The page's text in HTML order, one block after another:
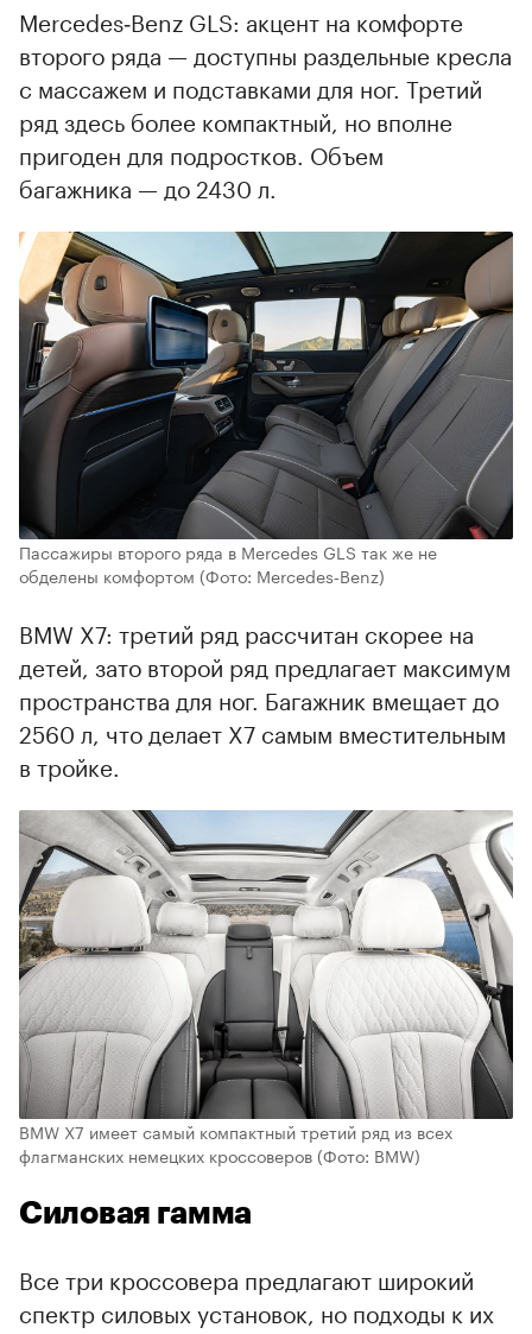
Mercedes‑Benz GLS: акцент на комфорте
второго ряда — доступны раздельные кресла
с массажем и подставками для ног. Третий
ряд здесь более компактный, но вполне
пригоден для подростков. Объем
багажника — до 2430 л.
Пассажиры второго ряда в Mercedes GLS так же не
обделены комфортом (Фото: Mercedes‑Benz)
BMW X7: третий ряд рассчитан скорее на
детей, зато второй ряд предлагает максимум
пространства для ног. Багажник вмещает до
2560 л, что делает X7 самым вместительным
в тройке.
BMW X7 имеет самый компактный третий ряд из всех
флагманских немецких кроссоверов(Фото: BMW)
Силовая гамма
Все три кроссовера предлагают широкий
спектр силовых установок, но подходы к их